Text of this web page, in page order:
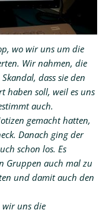
wo wir uns um die
Wir nahmen, die
dass sie den
haben soll, weil es uns
auch.
gemacht hatten,
Danach ging der
schon los. Es
Gruppen auch mal zu
und damit auch den
wir uns die